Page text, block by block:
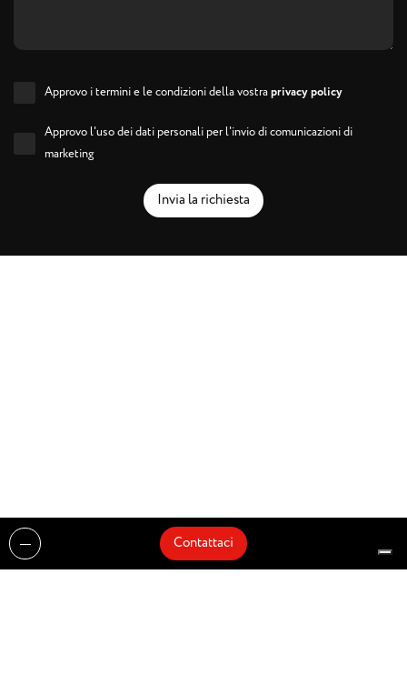
Approvo i termini e le condizioni della vostraprivacy policy
Approvo l'uso dei dati personali per l'invio di comunicazioni di
marketing
Invia la richiesta
Contattaci